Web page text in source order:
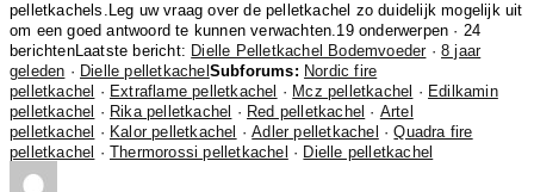
pelletkachels.Leg uw vraag over de pelletkachel zo duidelijk mogelijk uit
om een goed antwoord te kunnen verwachten. 19 onderwerpen · 24
berichtenLaatste bericht: Dielle Pelletkachel Bodemvoeder·8 jaar
geleden · Dielle pelletkachel Subforums: Nordic fire
pelletkachel
· Extraflame pelletkachel · Mcz pelletkachel · Edilkamin
pelletkachel
· Rika pelletkachel · Red pelletkachel · Artel
pelletkachel
· Kalor pelletkachel ·Adler pelletkachel ·Quadra fire
pelletkachel
·Thermorossi pelletkachel · Dielle pelletkachel